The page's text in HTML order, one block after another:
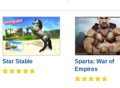
Star Stable
Sparta: War of
Empires